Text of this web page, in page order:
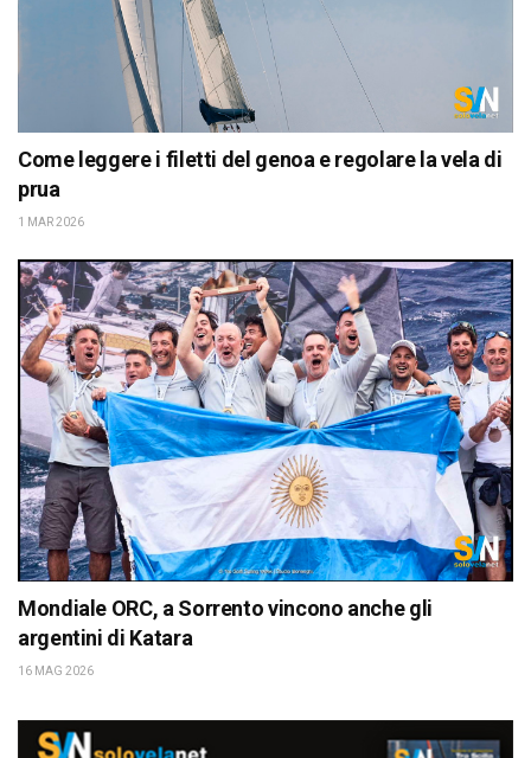
Come leggere i filetti del genoa e regolare la vela di
prua
1 MAR 2026
Mondiale ORC, a Sorrento vincono anche gli
argentini di Katara
16 MAG 2026